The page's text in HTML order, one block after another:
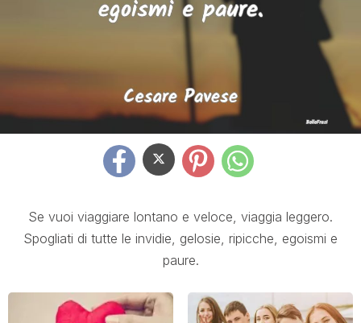
Se vuoi viaggiare lontano e veloce, viaggia leggero.
Spogliati di tutte le invidie, gelosie, ripicche, egoismi e
paure.